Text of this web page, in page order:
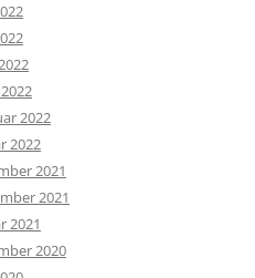
2022
2022
2021
2021
2021
2020